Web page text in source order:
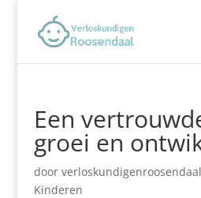
Een
groei en
door verloskundigenroosendaal
Kinderen